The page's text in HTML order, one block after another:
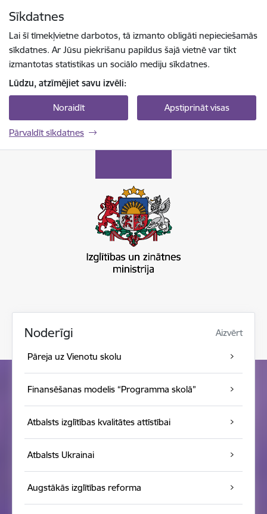
Sīkdatnes
Lai šī tīmekļvietne darbotos, tā izmanto obligāti nepieciešamās
sīkdatnes. Ar Jūsu piekrišanu papildus šajā vietnē var tikt
izmantotas statistikas un sociālo mediju sīkdatnes.
Lūdzu, atzīmējiet savu izvēli:
Noraidīt Apstiprināt visas
Pārvaldīt sīkdatnes
Noderīgi Aizvērt
Pāreja uz Vienotu skolu
Finansēšanas modelis “Programma skolā”
Atbalsts izglītības kvalitātes attīstībai
Atbalsts Ukrainai
Augstākās izglītības reforma